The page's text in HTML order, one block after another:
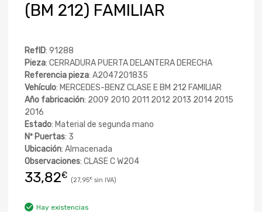
(BM 212) FAMILIAR
RefID: 91288
Pieza: CERRADURA PUERTA DELANTERA DERECHA
Referencia pieza: A2047201835
Vehículo: MERCEDES-BENZ CLASE E BM 212 FAMILIAR
Año fabricación: 2009 2010 2011 2012 2013 2014 2015
2016
Estado: Material de segunda mano
Nº Puertas: 3
Ubicación: Almacenada
Observaciones: CLASE C W204
33,82€ 27,95€
Hay existencias